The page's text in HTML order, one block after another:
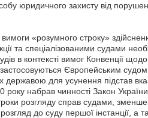
юридичного захисту від
«розумного строку»
та спеціалізованими судами
в контексті вимог Конвенції
застосовуються Європейським судом.
державою для усунення підстав
набрав чинності Закон України
розгляду справ судами,
до суду першої інстанції, а